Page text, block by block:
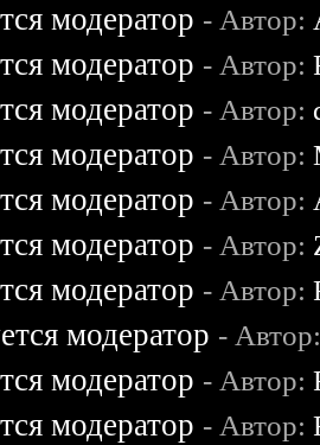
модератор - Автор:
модератор - Автор:
модератор - Автор:
модератор - Автор:
модератор - Автор:
модератор - Автор:
модератор - Автор:
модератор -
модератор - Автор:
модератор - Автор: